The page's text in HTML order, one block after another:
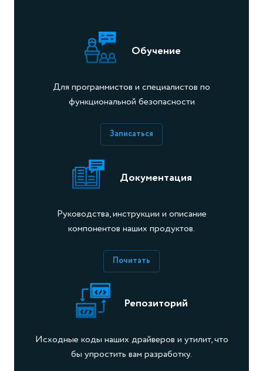
Обучение
Для программистов и специалистов по
функциональной безопасности
Записаться
Документация
Руководства, инструкции и описание
компонентов наших продуктов.
Почитать
Репозиторий
Исходные коды наших драйверов и утилит, что
бы упростить вам разработку.